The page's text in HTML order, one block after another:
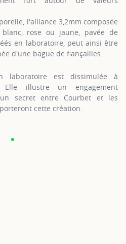
l'alliance 3,2mm composée
rose ou jaune, pavée de
TOOLTIP
en laboratoire, peut ainsi être
d'une bague de fiançailles.
laboratoire est dissimulée à
Elle illustre un engagement
secret entre Courbet et les
cette création.